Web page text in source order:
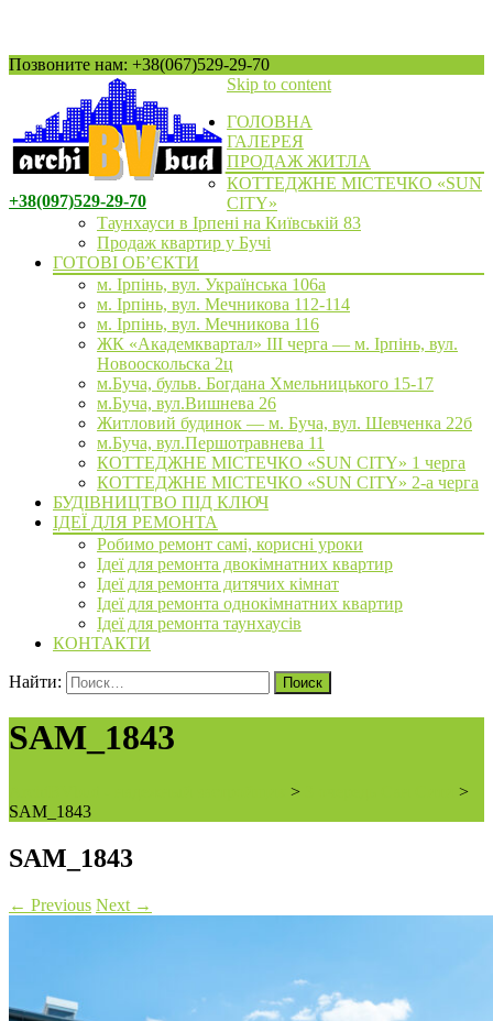
Позвоните нам: +38(067)529-29-70
+38(097)529-29-70
Skip to content
ГОЛОВНА
ГАЛЕРЕЯ
ПРОДАЖ ЖИТЛА
КОТТЕДЖНЕ МІСТЕЧКО «SUN
CITY»
Таунхауси в Ірпені на Київській 83
Продаж квартир у Бучі
ГОТОВІ ОБ’ЄКТИ
м. Ірпінь, вул. Українська 106а
м. Ірпінь, вул. Мечникова 112-114
м. Ірпінь, вул. Мечникова 116
ЖК «Академквартал» III черга — м. Ірпінь, вул.
Новооскольска 2ц
м.Буча, бульв. Богдана Хмельницького 15-17
м.Буча, вул.Вишнева 26
Житловий будинок — м. Буча, вул. Шевченка 22б
м.Буча, вул.Першотравнева 11
КОТТЕДЖНЕ МІСТЕЧКО «SUN CITY» 1 черга
КОТТЕДЖНЕ МІСТЕЧКО «SUN CITY» 2-а черга
БУДІВНИЦТВО ПІД КЛЮЧ
ІДЕЇ ДЛЯ РЕМОНТА
Робимо ремонт самі, корисні уроки
Ідеї для ремонта двокімнатних квартир
Ідеї для ремонта дитячих кімнат
Ідеї для ремонта однокімнатних квартир
Ідеї для ремонта таунхаусів
КОНТАКТИ
Найти:
SAM_1843
>
>
SAM_1843
SAM_1843
← Previous Next →